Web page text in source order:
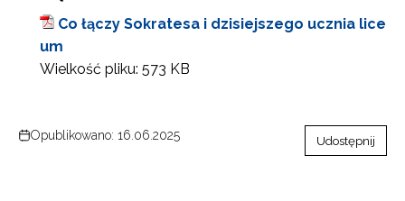
Co łączy Sokratesa i dzisiejszego ucznia lice
um
Wielkość pliku: 573 KB
Opublikowano: 16.06.2025 Udostępnij